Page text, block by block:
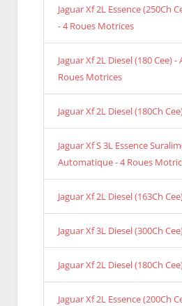
Jaguar Xf 2L Essence (250Ch
- 4 Roues Motrices
Jaguar Xf 2L Diesel (180 Cee)
Roues Motrices
Jaguar Xf 2L Diesel (180Ch
Jaguar Xf S 3L Essence
Automatique - 4 Roues
Jaguar Xf 2L Diesel (163Ch
Jaguar Xf 3L Diesel (300Ch
Jaguar Xf 2L Diesel (180Ch
Jaguar Xf 2L Essence (200Ch